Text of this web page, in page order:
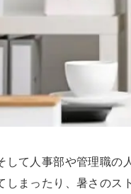
して人事部や管理職
しまったり、暑さのス